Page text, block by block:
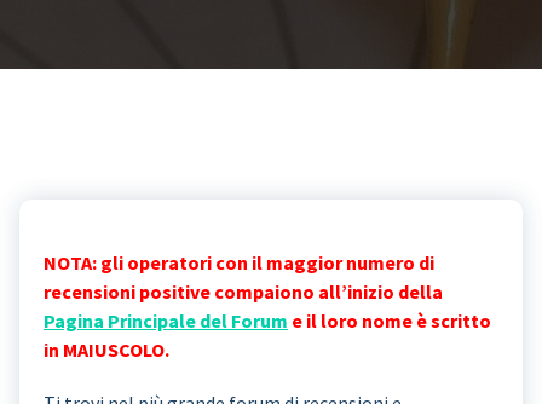
NOTA: gli operatori con il maggior numero di
recensioni positive compaiono all’inizio della
Pagina Principale del Forum e il loro nome è scritto
in MAIUSCOLO.